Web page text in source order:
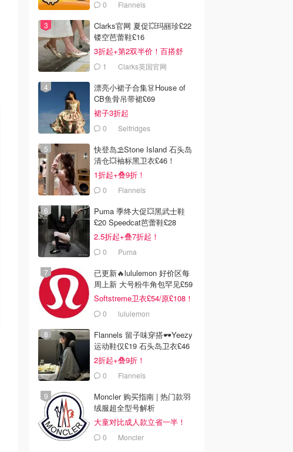
0 Flannels
Clarks官网 夏促💥玛丽珍£22
镂空芭蕾鞋£16
3折起+第2双半价！百搭舒
服！1 Clarks英国官网
漂亮小裙子合集👗House of
CB鱼骨吊带裙£69
裙子3折起
0 Selfridges
快登岛⛱️Stone Island 石头岛
清仓💥袖标黑卫衣£46！
1折起+叠9折！
0 Flannels
Puma 季终大促💥黑武士鞋
£20 Speedcat芭蕾鞋£28
2.5折起+叠7折起！
0 Puma
已更新🔥lululemon 好价区每
周上新 大号粉牛角包罕见£59
Softstreme卫衣£54/原£108！
0 lululemon
Flannels 留子味穿搭🕶️Yeezy
运动鞋仅£19 石头岛卫衣£46
2折起+叠9折！
0 Flannels
Moncler 购买指南 | 热门款羽
绒服超全型号解析
大童对比成人款立省一半！
0 Moncler